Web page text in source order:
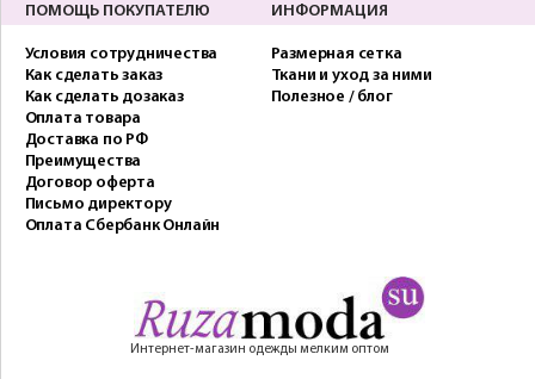
ПОМОЩЬ ПОКУПАТЕЛЮ
Условия сотрудничества
Как сделать заказ
Как сделать дозаказ
Оплата товара
Доставка по РФ
Преимущества
Договор оферта
Письмо директору
Оплата Сбербанк Онлайн
ИНФОРМАЦИЯ
Размерная сетка
Ткани и уход за ними
Полезное / блог
Интернет-магазин одежды мелким оптом